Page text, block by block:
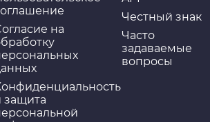
на
защита
Честный знак
Часто
задаваемые
вопросы